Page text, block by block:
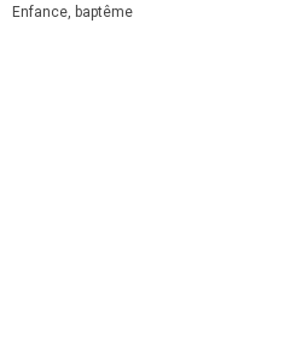
Enfance, baptême